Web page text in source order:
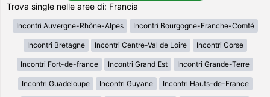
Trova single nelle aree di: Francia
Incontri Auvergne-Rhône-Alpes Incontri Bourgogne-Franche-Comté
Incontri Bretagne Incontri Centre-Val de Loire Incontri Corse
Incontri Fort-de-france Incontri Grand Est Incontri Grande-Terre
Incontri Guadeloupe Incontri Guyane Incontri Hauts-de-France